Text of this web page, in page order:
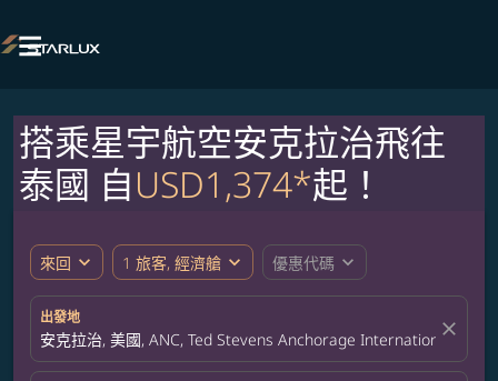

搭乘星宇航空安克拉治飛往
泰國 自USD1,374*起！
來回 expand_more 1 旅客, 經濟艙 expand_more 優惠代碼 expand_more
出發地
安克拉治, 美國, ANC, Ted Stevens Anchorage International
close